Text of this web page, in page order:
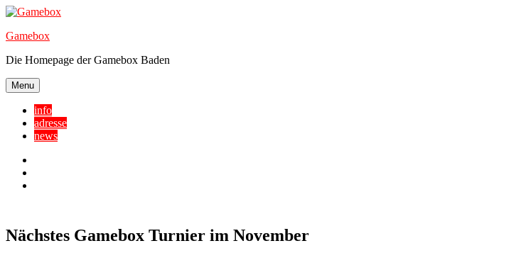
Skip
content
Gamebox
Die Homepage der Gamebox Baden
Menu
info
adresse
news
Nächstes Gamebox Turnier im November